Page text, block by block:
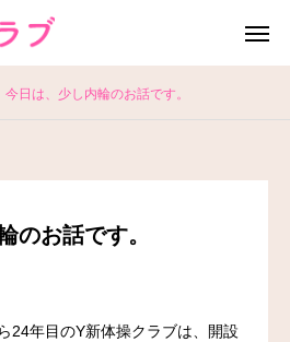
今日は、少し内輪のお話です。
のお話です。
24年目のY新体操クラブは、開設